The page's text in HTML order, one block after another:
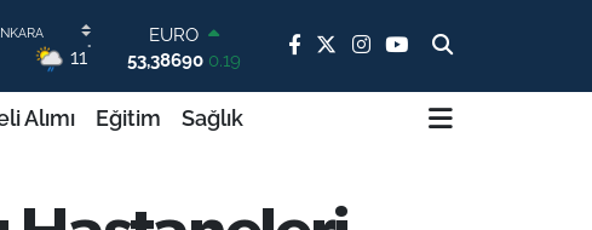
11°
EURO
53,38690 0.19
61,60380
0.18
G.ALTIN
14.598,00
Alımı Eğitim Sağlık